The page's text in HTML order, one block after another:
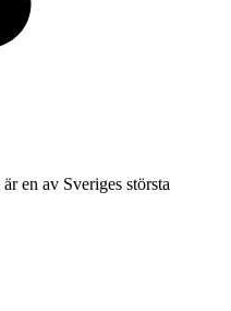
är en av Sveriges största